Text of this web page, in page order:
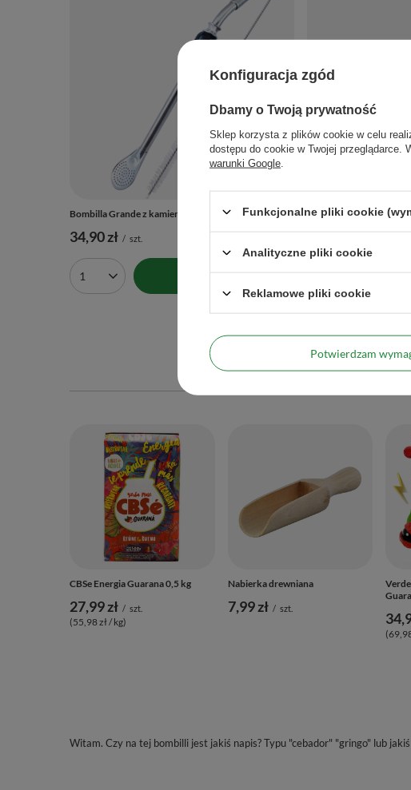
Bombilla Grande z kamieniem - czarna
34,90 zł / szt.
Ilość produktów
Bombilla Gringo - kolor
CBSe Energia Guarana 0,5 kg
27,99 zł / szt.
(55,98 zł / kg)
Nabierka drewniana
7,99 zł / szt.
Witam. Czy na tej bombilli jest jakiś napis? Typu "cebador" "gringo" lub
Konfiguracja zgód
Dbamy o Twoją prywatność
Sklep korzysta z plików cookie w celu
dostępu do cookie w Twojej przeglądarce.
warunki Google
Funkcjonalne pliki cookie
Analityczne pliki cookie
Reklamowe pliki cookie
Potwierdzam